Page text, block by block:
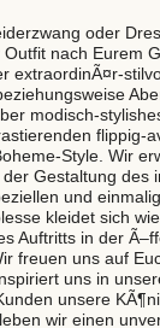
oder
nach Eurem
extraordinÃ¤r-
modisch-
flippig-
Style. Wir
Gestaltung des
und
kleidet sich
Auftritts in der
freuen uns auf
uns in
unsere
wir einen